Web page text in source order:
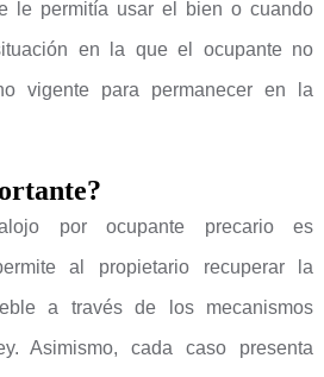
le permitía usar el bien o cuando
en la que el ocupante no
vigente para permanecer en la
por ocupante precario es
al propietario recuperar la
a través de los mecanismos
Asimismo, cada caso presenta